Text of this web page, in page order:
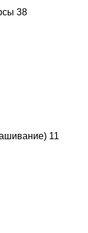
38
11